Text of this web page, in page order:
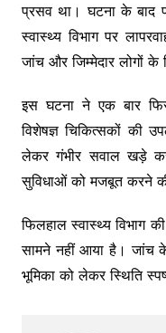
प्रसव था। घटना के बाद
स्वास्थ्य विभाग पर
जांच और जिम्मेदार लोगों के
इस घटना ने एक बार फिर
विशेषज्ञ चिकित्सकों की
लेकर गंभीर सवाल खड़े कर
सुविधाओं को मजबूत करने
फिलहाल स्वास्थ्य विभाग
सामने नहीं आया है। जांच
भूमिका को लेकर स्थिति